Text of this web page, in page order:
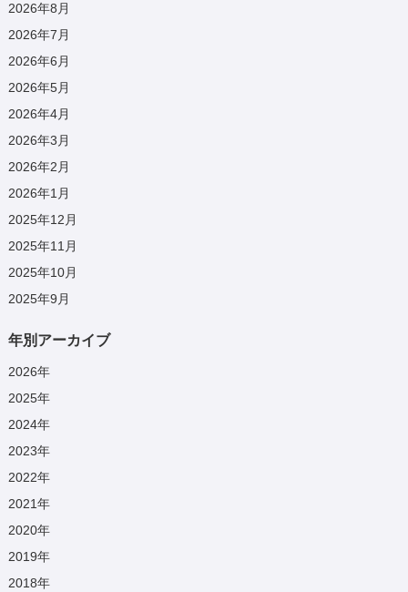
2026年8月
2026年7月
2026年6月
2026年5月
2026年4月
2026年3月
2026年2月
2026年1月
2025年12月
2025年11月
2025年10月
2025年9月
年別アーカイブ
2026年
2025年
2024年
2023年
2022年
2021年
2020年
2019年
2018年